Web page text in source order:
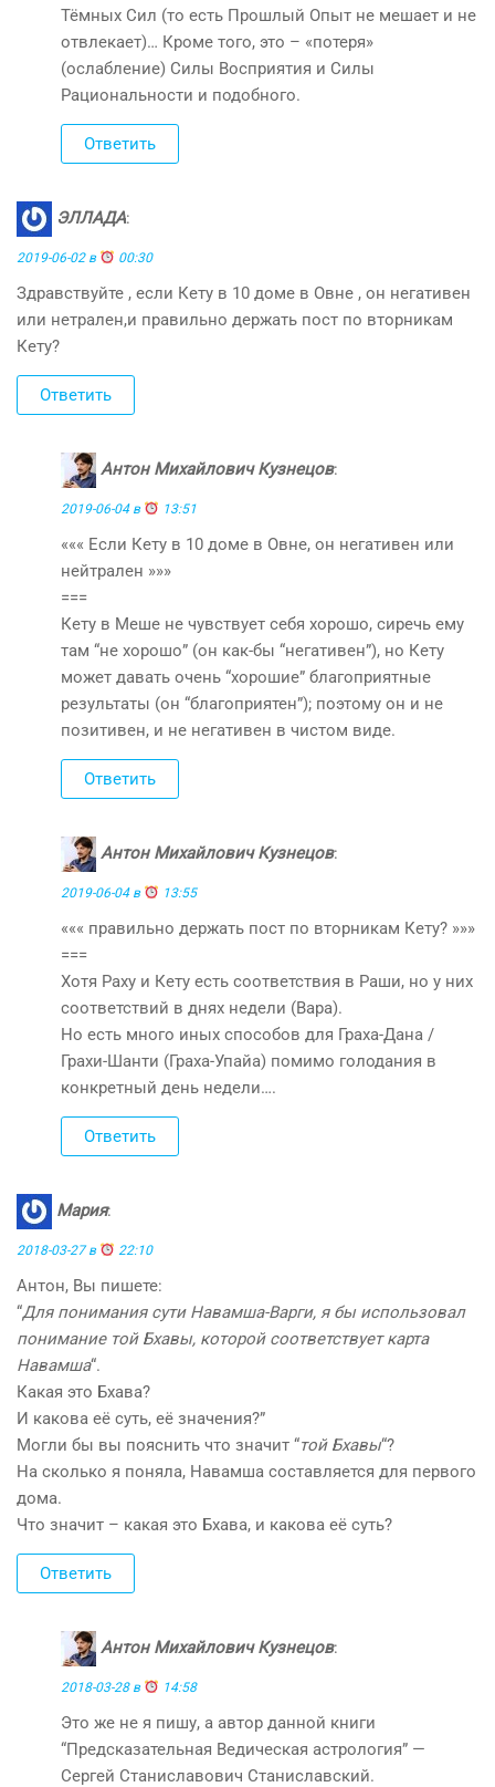
Тёмных Сил (то есть Прошлый Опыт не мешает и не
отвлекает)… Кроме того, это – «потеря»
(ослабление) Силы Восприятия и Силы
Рациональности и подобного.
Ответить
ЭЛЛАДА:
2019-06-02 в 00:30
Здравствуйте , если Кету в 10 доме в Овне , он негативен
или нетрален,и правильно держать пост по вторникам
Кету?
Ответить
Антон Михайлович Кузнецов:
2019-06-04 в 13:51
««« Если Кету в 10 доме в Овне, он негативен или
нейтрален »»»
===
Кету в Меше не чувствует себя хорошо, сиречь ему
там “не хорошо” (он как-бы “негативен”), но Кету
может давать очень “хорошие” благоприятные
результаты (он “благоприятен”); поэтому он и не
позитивен, и не негативен в чистом виде.
Ответить
Антон Михайлович Кузнецов:
2019-06-04 в 13:55
««« правильно держать пост по вторникам Кету? »»»
===
Хотя Раху и Кету есть соответствия в Раши, но у них
соответствий в днях недели (Вара).
Но есть много иных способов для Граха-Дана /
Грахи-Шанти (Граха-Упайа) помимо голодания в
конкретный день недели….
Ответить
Мария:
2018-03-27 в 22:10
Антон, Вы пишете:
“Для понимания сути Навамша-Варги, я бы использовал
понимание той Бхавы, которой соответствует карта
Навамша“.
Какая это Бхава?
И какова её суть, её значения?”
Могли бы вы пояснить что значит “той Бхавы“?
На сколько я поняла, Навамша составляется для первого
дома.
Что значит – какая это Бхава, и какова её суть?
Ответить
Антон Михайлович Кузнецов:
2018-03-28 в 14:58
Это же не я пишу, а автор данной книги
“Предсказательная Ведическая астрология” —
Сергей Станиславович Станиславский.